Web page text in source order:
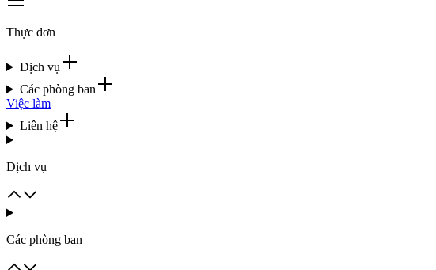
Thực đơn
Dịch vụ
Các phòng ban
Việc làm
Liên hệ
Dịch vụ
Các phòng ban